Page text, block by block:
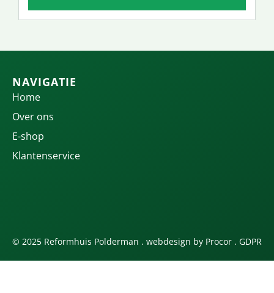
NAVIGATIE
Home
Over ons
E-shop
Klantenservice
© 2025 Reformhuis Polderman . webdesign by Procor . GDPR